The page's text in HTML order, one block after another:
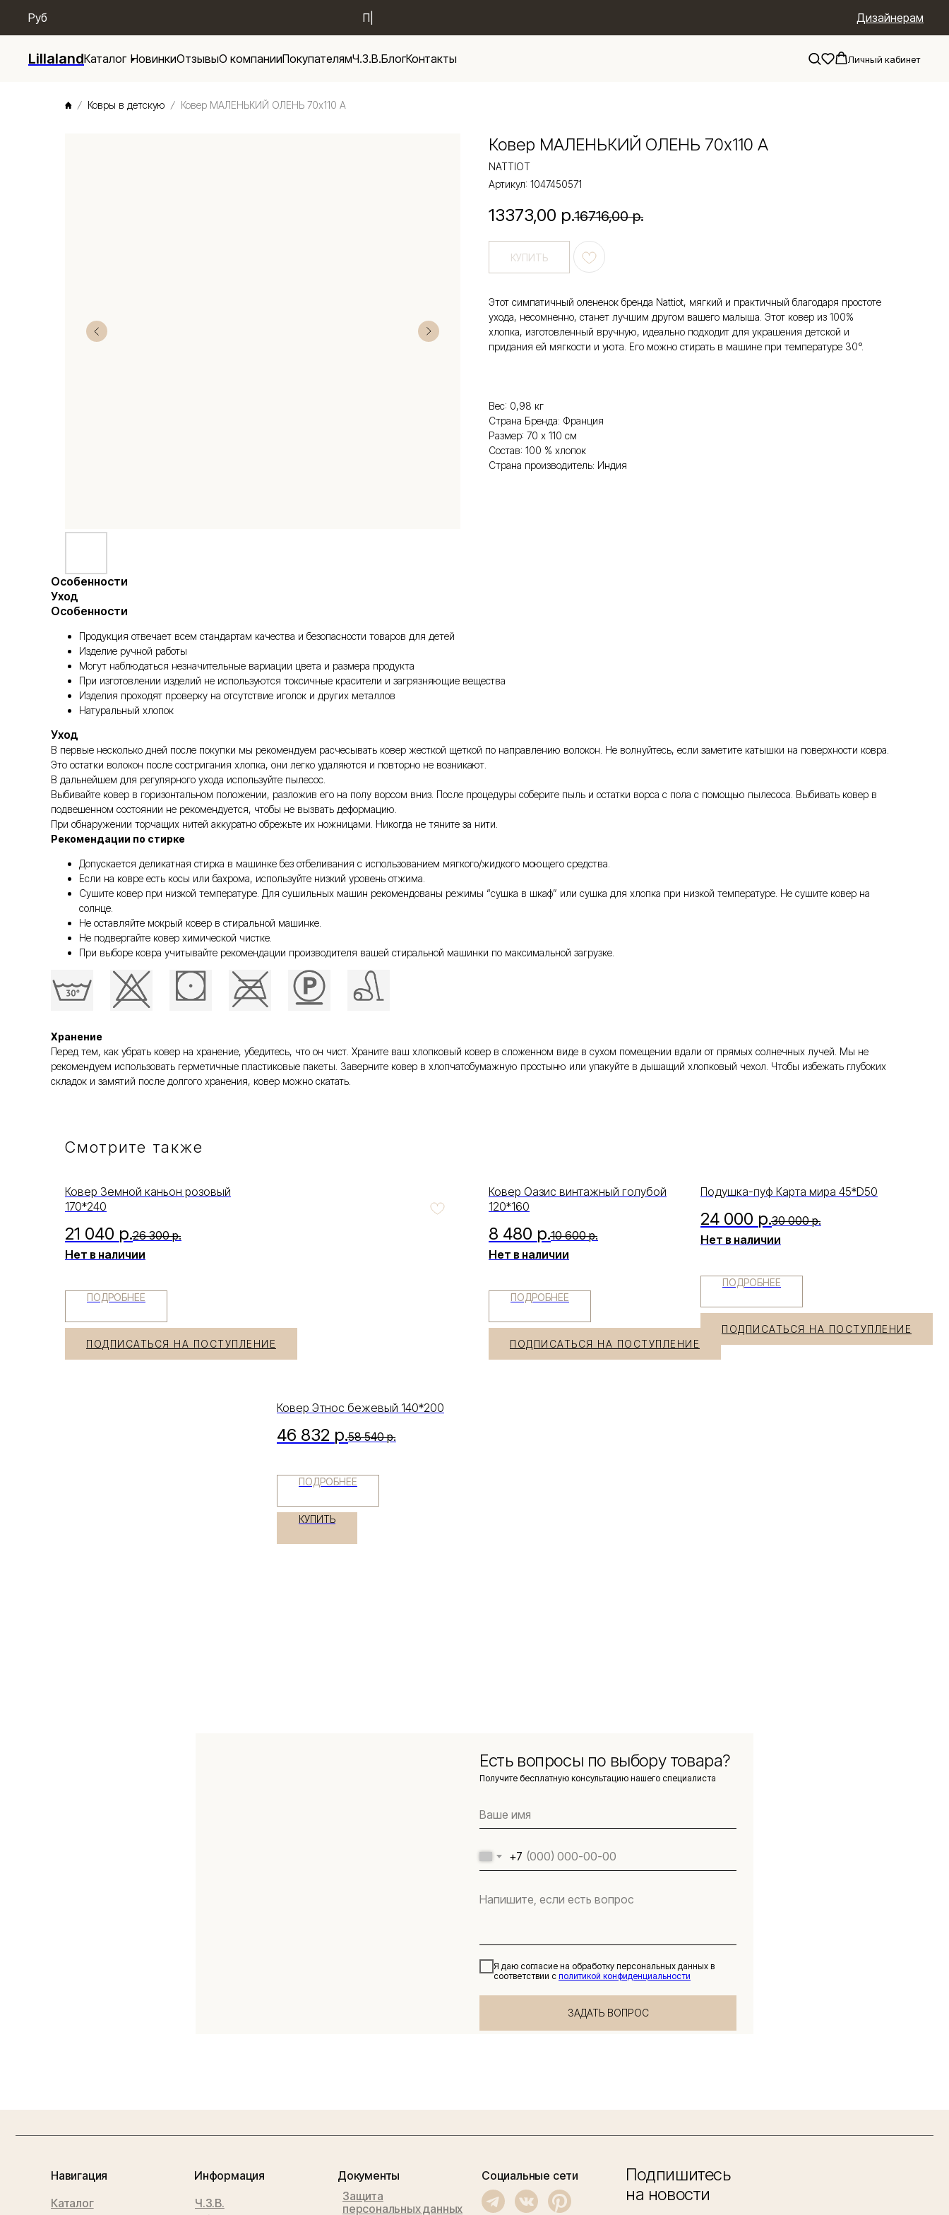
Дизайнерам
Новые поступ
Руб
LillalandКаталог НовинкиОтзывыО компанииПокупателямЧ.З.В.БлогКонтакты Личный кабинет
Ковры в детскую Ковер МАЛЕНЬКИЙ ОЛЕНЬ 70х110 А
Ковер МАЛЕНЬКИЙ ОЛЕНЬ 70х110 А
NATTIOT
Артикул: 1047450571
13373,00 р.16716,00 р.
КУПИТЬ
Этот симпатичный олененок бренда Nattiot, мягкий и практичный благодаря простоте
ухода, несомненно, станет лучшим другом вашего малыша. Этот ковер из 100%
хлопка, изготовленный вручную, идеально подходит для украшения детской и
придания ей мягкости и уюта. Его можно стирать в машине при температуре 30°.
Вес: 0,98 кг
Страна Бренда: Франция
Размер: 70 х 110 см
Состав: 100 % хлопок
Страна производитель: Индия
Особенности
Уход
Особенности
Продукция отвечает всем стандартам качества и безопасности товаров для детей
Изделие ручной работы
Могут наблюдаться незначительные вариации цвета и размера продукта
При изготовлении изделий не используются токсичные красители и загрязняющие вещества
Изделия проходят проверку на отсутствие иголок и других металлов
Натуральный хлопок
Уход
В первые несколько дней после покупки мы рекомендуем расчесывать ковер жесткой щеткой по направлению волокон. Не волнуйтесь, если заметите катышки на поверхности ковра.
Это остатки волокон после состригания хлопка, они легко удаляются и повторно не возникают.
В дальнейшем для регулярного ухода используйте пылесос.
Выбивайте ковер в горизонтальном положении, разложив его на полу ворсом вниз. После процедуры соберите пыль и остатки ворса с пола с помощью пылесоса. Выбивать ковер в
подвешенном состоянии не рекомендуется, чтобы не вызвать деформацию.
При обнаружении торчащих нитей аккуратно обрежьте их ножницами. Никогда не тяните за нити.
Рекомендации по стирке
Допускается деликатная стирка в машинке без отбеливания с использованием мягкого/жидкого моющего средства.
Если на ковре есть косы или бахрома, используйте низкий уровень отжима.
Сушите ковер при низкой температуре. Для сушильных машин рекомендованы режимы “сушка в шкаф” или сушка для хлопка при низкой температуре. Не сушите ковер на
солнце.
Не оставляйте мокрый ковер в стиральной машинке.
Не подвергайте ковер химической чистке.
При выборе ковра учитывайте рекомендации производителя вашей стиральной машинки по максимальной загрузке.
Хранение
Перед тем, как убрать ковер на хранение, убедитесь, что он чист. Храните ваш хлопковый ковер в сложенном виде в сухом помещении вдали от прямых солнечных лучей. Мы не
рекомендуем использовать герметичные пластиковые пакеты. Заверните ковер в хлопчатобумажную простыню или упакуйте в дышащий хлопковый чехол. Чтобы избежать глубоких
складок и замятий после долгого хранения, ковер можно скатать.
Смотрите также
Ковер Земной каньон розовый
170*240
21 040 р.26 300 р.
Нет в наличии
ПОДРОБНЕЕ
ПОДПИСАТЬСЯ НА ПОСТУПЛЕНИЕ
Ковер Этнос бежевый 140*200
46 832 р.58 540 р.
ПОДРОБНЕЕ
КУПИТЬ
Ковер Оазис винтажный голубой
120*160
8 480 р.10 600 р.
Нет в наличии
ПОДРОБНЕЕ
ПОДПИСАТЬСЯ НА ПОСТУПЛЕНИЕ
Подушка-пуф Карта мира 45*D50
24 000 р.30 000 р.
Нет в наличии
ПОДРОБНЕЕ
ПОДПИСАТЬСЯ НА ПОСТУПЛЕНИЕ
+7
Я даю согласие на обработку персональных данных в
соответствии с политикой конфиденциальности
ЗАДАТЬ ВОПРОС
Получите бесплатную консультацию нашего специалиста
Есть вопросы по выбору товара?
Подпишитесь
на новости
Навигация
Защита
персональных данных
Ч.З.В.
Каталог
Информация Документы Социальные сети